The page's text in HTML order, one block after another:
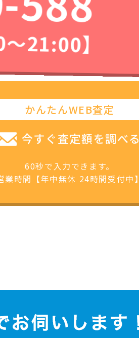
21:00】
かんたんWEB査定
今すぐ査定額を調べる
60秒で入力できます。
業時間【年中無休 24時間受付中】